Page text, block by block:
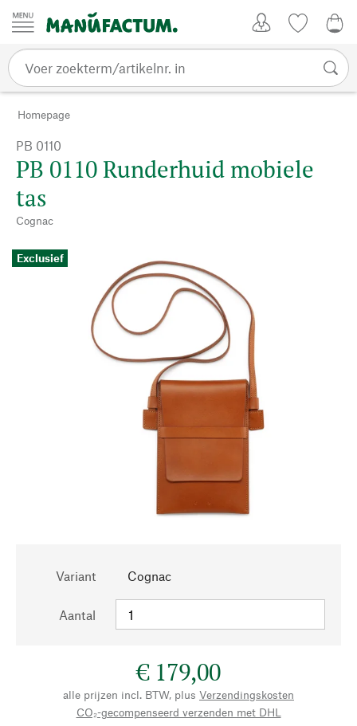
Passer au contenu
Homepage
PB 0110
PB 0110 Runderhuid mobiele
tas
Cognac
Exclusief
Variant Cognac
Aantal
€ 179,00
alle prijzen incl. BTW, plus Verzendingskosten
CO₂-gecompenseerd verzenden met DHL